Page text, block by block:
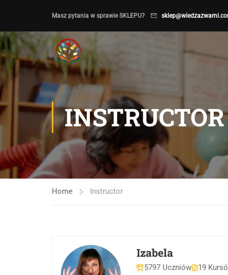
Masz pytania w sprawie SKLEPU?
INSTRUCTOR
Home Instructor
Izabela
5797 Uczniów
19